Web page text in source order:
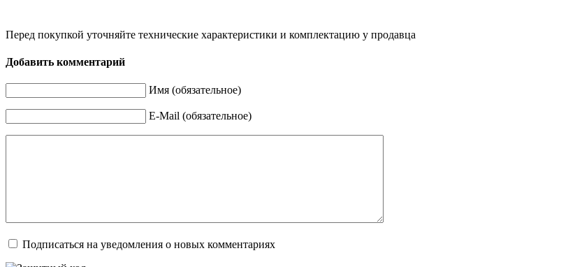
Перед покупкой уточняйте технические характеристики и комплектацию у продавца
Добавить комментарий
Имя (обязательное)
E-Mail (обязательное)
Подписаться на уведомления о новых комментариях